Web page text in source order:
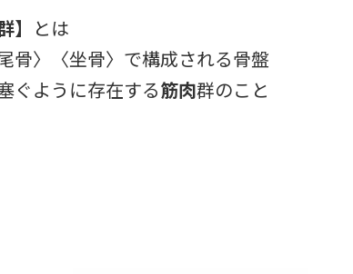
】
とは
骨〉〈坐骨〉で構成される骨盤
ぐように存在する筋肉群のこと